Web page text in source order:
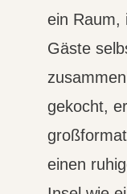
ein Raum,
Gäste
gekocht,
einen